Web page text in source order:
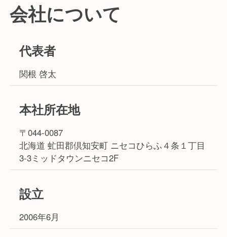
会社について
代表者
関根 啓太
本社所在地
〒044-0087
北海道 虻田郡倶知安町 ニセコひらふ４条１丁目
3-3ミッドタウンニセコ2F
設立
2006年6月